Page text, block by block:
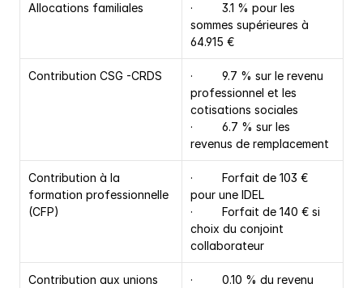
Allocations familiales
·         3.1 % pour les
sommes supérieures à
64.915 €
Contribution CSG -CRDS
·         9.7 % sur le revenu
professionnel et les
cotisations sociales
·         6.7 % sur les
revenus de remplacement
Contribution à la
formation professionnelle
(CFP)
·         Forfait de 103 €
pour une IDEL
·         Forfait de 140 € si
choix du conjoint
collaborateur
Contribution aux unions
·         0.10 % du revenu